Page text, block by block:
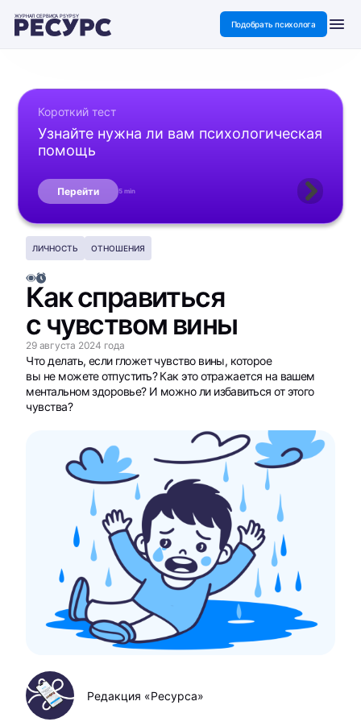
ЖУРНАЛ СЕРВИСА PSYPSY
Подобрать психолога
Короткий тест
Узнайте нужна ли вам психологическая
помощь
Перейти 5 min
ЛИЧНОСТЬ ОТНОШЕНИЯ
Как справиться
с чувством вины
29 августа 2024 года
Что делать, если гложет чувство вины, которое
вы не можете отпустить? Как это отражается на вашем
ментальном здоровье? И можно ли избавиться от этого
чувства?
Редакция «Ресурса»